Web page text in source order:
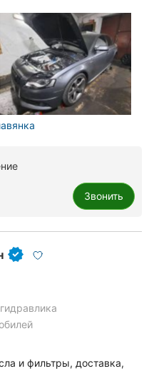
Звонить
гидравлика
и фильтры, доставка,